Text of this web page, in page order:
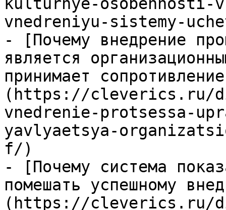
vnedreniyu-sistemy-
- [Почему внедрение
является
принимает
(https://cleverics.ru/
vnedrenie-protsessa-
yavlyaetsya-
f/)
- [Почему система
помешать успешному
(https://cleverics.ru/